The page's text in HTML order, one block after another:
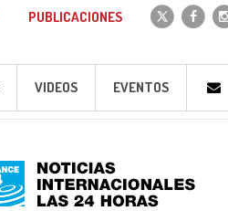
PUBLICACIONES
VIDEOS EVENTOS